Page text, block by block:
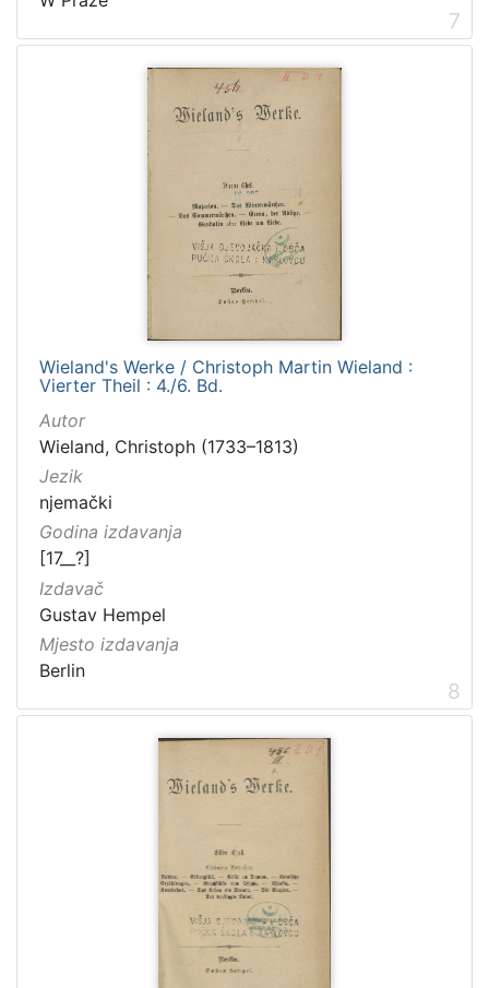
7
Wieland's Werke / Christoph Martin Wieland :
Vierter Theil : 4./6. Bd.
Autor
Wieland, Christoph (1733–1813)
Jezik
njemački
Godina izdavanja
[17__?]
Izdavač
Gustav Hempel
Mjesto izdavanja
Berlin
8